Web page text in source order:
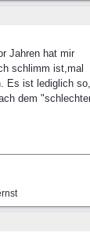
Jahren hat mir
schlimm ist,mal
Es ist lediglich so,
dem